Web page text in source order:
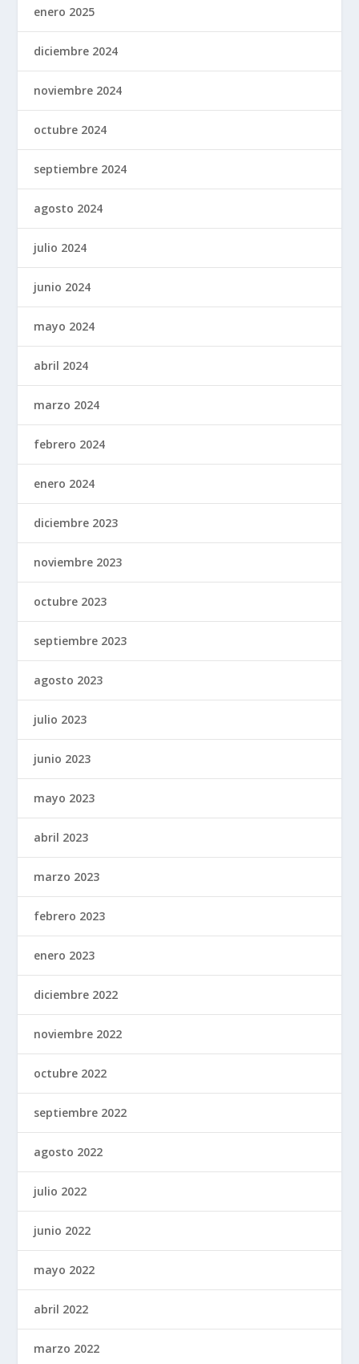
enero 2025
diciembre 2024
noviembre 2024
octubre 2024
septiembre 2024
agosto 2024
julio 2024
junio 2024
mayo 2024
abril 2024
marzo 2024
febrero 2024
enero 2024
diciembre 2023
noviembre 2023
octubre 2023
septiembre 2023
agosto 2023
julio 2023
junio 2023
mayo 2023
abril 2023
marzo 2023
febrero 2023
enero 2023
diciembre 2022
noviembre 2022
octubre 2022
septiembre 2022
agosto 2022
julio 2022
junio 2022
mayo 2022
abril 2022
marzo 2022